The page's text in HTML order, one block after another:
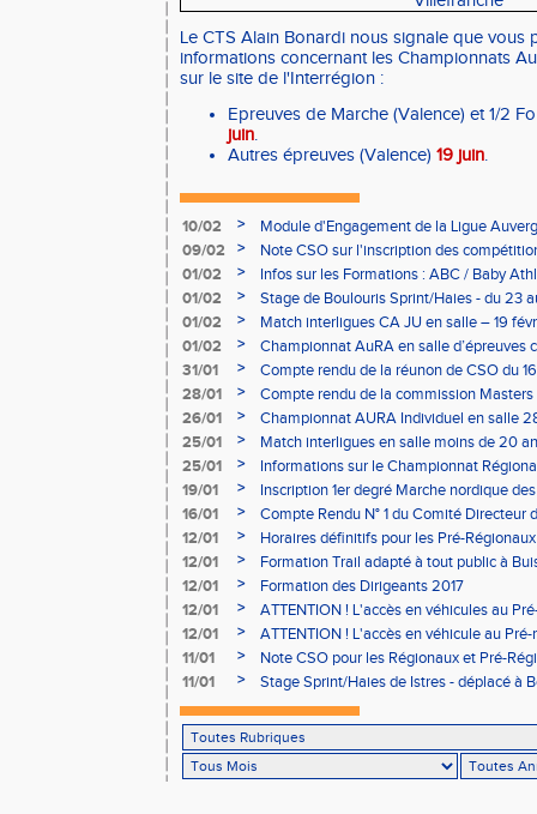
Le CTS Alain Bonardi nous signale que vous
informations concernant les Championnats
sur le site de l'Interrégion :
Epreuves de Marche (Valence) et 1/2
juin.
Autres épreuves (Valence) 19 juin.
10/02 >
Module d'Engagement de la Ligue
09/02
>
Note CSO sur l'inscription des
01/02
>
Infos sur les Formations : ABC / Baby
01/02
>
Stage de Boulouris Sprint/Haies - du 23
01/02
>
Match interligues CA JU en salle – 19
01/02
>
Championnat AuRA en salle d’épreuves
- le 12 février
31/01 >
Compte rendu de la réunon de CSO du
28/01
>
Compte rendu de la commission
à Bourgoin
26/01 >
Championnat AURA Individuel en salle
25/01
>
Match interligues en salle moins de 20
25/01
>
Informations sur le Championnat
05/02
19/01 >
Inscription 1er degré Marche nordique
03/02 (sous condition)
16/01 >
Compte Rendu N° 1 du Comité Directeur
12/01
>
Horaires définitifs pour les Pré-
Aubière
12/01 >
Formation Trail adapté à tout public à
12/01
>
Formation des Dirigeants 2017
12/01
>
ATTENTION ! L'accès en véhicules au
Bains sera réglementé
12/01 >
ATTENTION ! L'accès en véhicule au
Bains sera réglementé
11/01 >
Note CSO pour les Régionaux et Pré-
11/01
> Stage Sprint/Haies de Istres - déplacé à